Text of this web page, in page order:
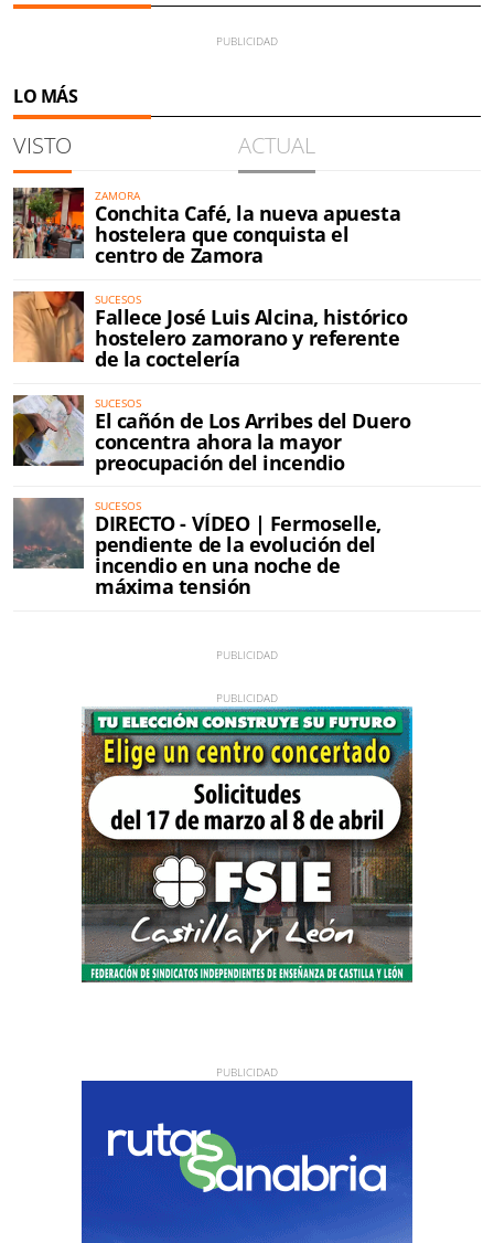
LO MÁS
VISTO ACTUAL
ZAMORA
Conchita Café, la nueva apuesta
hostelera que conquista el
centro de Zamora
SUCESOS
Fallece José Luis Alcina, histórico
hostelero zamorano y referente
de la coctelería
SUCESOS
El cañón de Los Arribes del Duero
concentra ahora la mayor
preocupación del incendio
SUCESOS
DIRECTO - VÍDEO | Fermoselle,
pendiente de la evolución del
incendio en una noche de
máxima tensión